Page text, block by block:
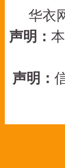
华衣
声明：
声明：